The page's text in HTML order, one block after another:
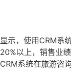
示，使用CRM系
以上，销售业
系统在旅游咨